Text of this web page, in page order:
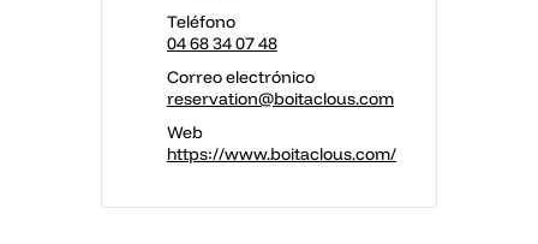
Teléfono
04 68 34 07 48
Correo electrónico
reservation@boitaclous.com
Web
https://www.boitaclous.com/